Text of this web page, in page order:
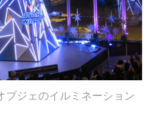
ブジェのイルミネーション